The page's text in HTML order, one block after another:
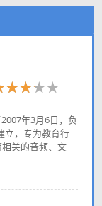
年3月6日，负
立，专为教育行
关的音频、文